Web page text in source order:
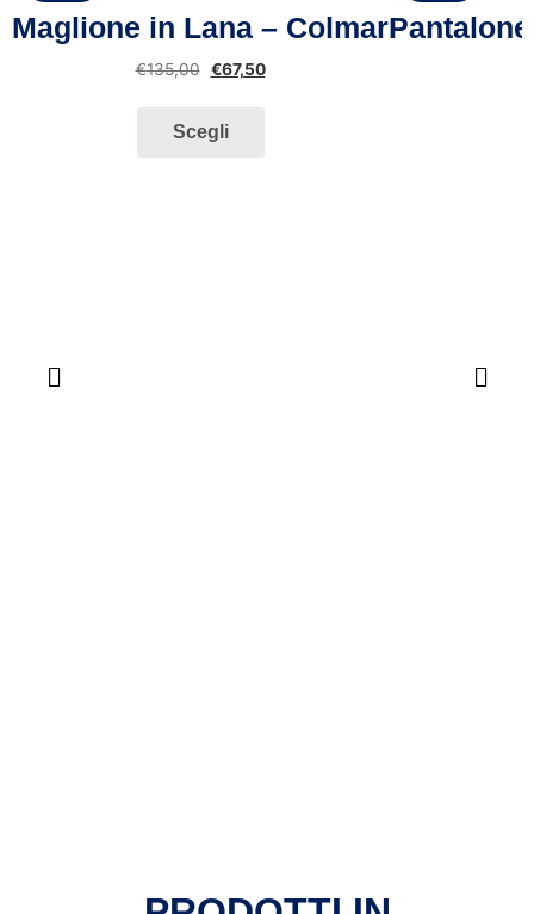
Maglione in Lana – Colmar
€135,00 €67,50
Scegli